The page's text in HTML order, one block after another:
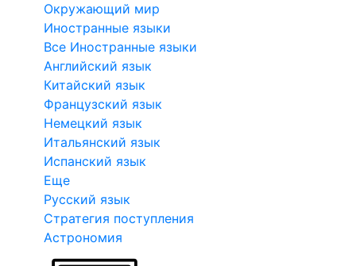
Окружающий мир
Иностранные языки
Все Иностранные языки
Английский язык
Китайский язык
Французский язык
Немецкий язык
Итальянский язык
Испанский язык
Еще
Русский язык
Стратегия поступления
Астрономия